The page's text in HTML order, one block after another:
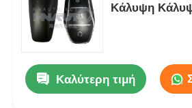
Κάλυψη
Καλύτερη τιμή